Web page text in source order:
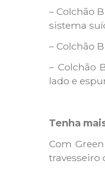
– Colchão
sistema
– Colchão
– Colchão
lado e
Tenha
Com
travesseiro